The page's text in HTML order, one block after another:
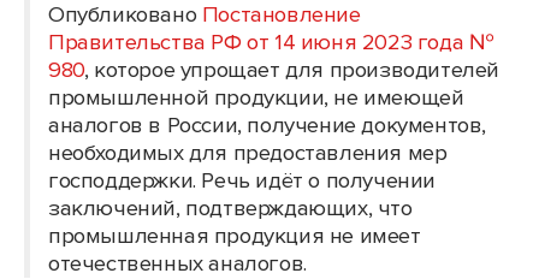
Опубликовано Постановление
Правительства РФ от 14 июня 2023 года №
980, которое упрощает для производителей
промышленной продукции, не имеющей
аналогов в России, получение документов,
необходимых для предоставления мер
господдержки. Речь идёт о получении
заключений, подтверждающих, что
промышленная продукция не имеет
отечественных аналогов.